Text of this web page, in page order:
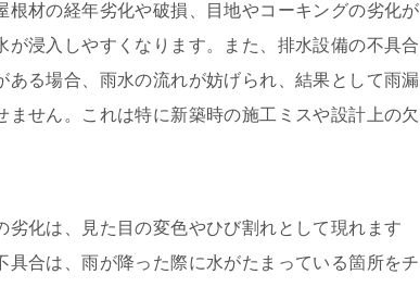
材の経年劣化や破損、目地やコーキングの劣化が
浸入しやすくなります。また、排水設備の不具合
る場合、雨水の流れが妨げられ、結果として雨漏
せん。これは特に新築時の施工ミスや設計上の欠
化は、見た目の変色やひび割れとして現れます
合は、雨が降った際に水がたまっている箇所をチ